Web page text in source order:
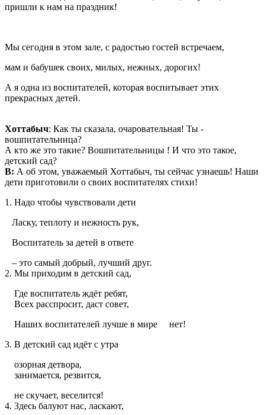
пришли к нам на праздник!
Мы сегодня в этом зале, с радостью гостей встречаем,
мам и бабушек своих, милых, нежных, дорогих!
А я одна из воспитателей, которая воспитывает этих
прекрасных детей.
Хоттабыч: Как ты сказала, очаровательная! Ты -
вошпитательница?
А кто же это такие? Вошпитательницы ! И что это такое,
детский сад?
В: А об этом, уважаемый Хоттабыч, ты сейчас узнаешь! Наши
дети приготовили о своих воспитателях стихи!
1. Надо чтобы чувствовали дети
Ласку, теплоту и нежность рук,
Воспитатель за детей в ответе
– это самый добрый, лучший друг.
2. Мы приходим в детский сад,
Где воспитатель ждёт ребят,
Всех расспросит, даст совет,
Наших воспитателей лучше в мире нет!
3. В детский сад идёт с утра
озорная детвора,
занимается, резвится,
не скучает, веселится!
4. Здесь балуют нас, ласкают,